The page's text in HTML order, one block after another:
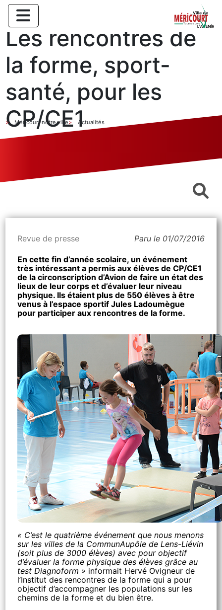
Les rencontres de
la forme, sport-
santé, pour les
CP/CE1
Méricourt notre ville Actualités
Revue de presse Paru le 01/07/2016
En cette fin d’année scolaire, un événement
très intéressant a permis aux élèves de CP/CE1
de la circonscription d’Avion de faire un état des
lieux de leur corps et d’évaluer leur niveau
physique. Ils étaient plus de 550 élèves à être
venus à l’espace sportif Jules Ladoumègue
pour participer aux rencontres de la forme.
« C’est le quatrième événement que nous menons
sur les villes de la CommunAupôle de Lens-Liévin
(soit plus de 3000 élèves) avec pour objectif
d’évaluer la forme physique des élèves grâce au
test Diagnoform » informait Hervé Ovigneur de
l’Institut des rencontres de la forme qui a pour
objectif d’accompagner les populations sur les
chemins de la forme et du bien être.